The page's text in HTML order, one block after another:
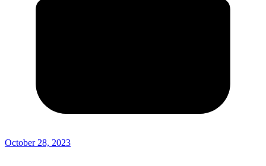
October 28, 2023